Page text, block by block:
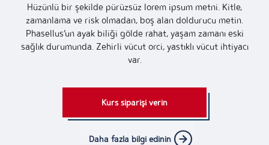
Hüzünlü bir şekilde pürüzsüz lorem ipsum metni. Kitle,
zamanlama ve risk olmadan, boş alan doldurucu metin.
Phasellus’un ayak biliği gölde rahat, yaşam zamanı eski
sağlık durumunda. Zehirli vücut orci, yastıklı vücut ihtiyacı
var.
Kurs siparişi verin
Daha fazla bilgi edinin